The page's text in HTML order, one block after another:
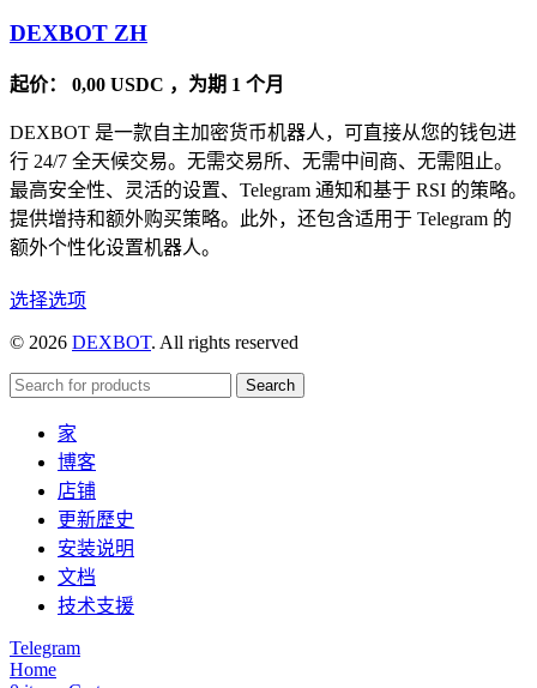
DEXBOT ZH
起价： 0,00 USDC ，为期 1 个月
DEXBOT 是一款自主加密货币机器人，可直接从您的钱包进
行 24/7 全天候交易。无需交易所、无需中间商、无需阻止。
最高安全性、灵活的设置、Telegram 通知和基于 RSI 的策略。
提供增持和额外购买策略。此外，还包含适用于 Telegram 的
额外个性化设置机器人。
选择选项本
品
有
变
体。
可
在
产
品
© 2026 DEXBOT. All rights reserved
Search
家
博客
店铺
更新歷史
安装说明
文档
技术支援
Telegram
Home